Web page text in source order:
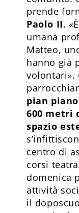
prende
Paolo II.
umana
Matteo,
hanno già
volontari».
pian
600 metri
spazio
centro di
corsi
domenica
attività
il